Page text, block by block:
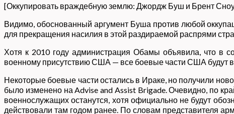
[Оккупировать враждебную землю: Джордж Буш и Брент
Видимо, обоснованный аргумент Буша против любой
для прекращения насилия в этой раздираемой распрями
Хотя к 2010 году администрация Обамы объявила, что в
военному присутствию США — все боевые части США будут
Некоторые боевые части остались в Ираке, но получили
было изменено на Advise and Assist Brigade. Очевидно, по
военнослужащих останутся, хотя официально не будут
действовали там годом ранее. По словам представителя